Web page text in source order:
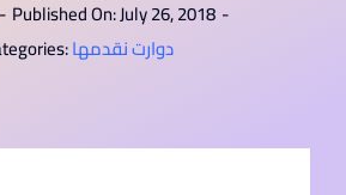
- Published On: July 26, 2018 -
دوارت نقدمها